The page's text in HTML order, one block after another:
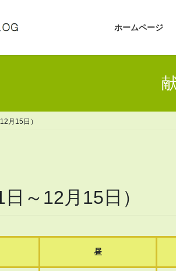
ホームページ
月15日）
～12月15日）
昼